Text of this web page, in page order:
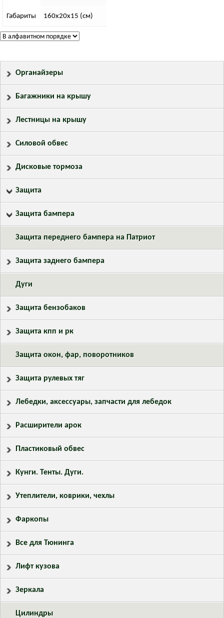
Габариты 160х20х15 (см)
Органайзеры
Багажники на крышу
Лестницы на крышу
Силовой обвес
Дисковые тормоза
Защита
Защита бампера
Защита переднего бампера на Патриот
Защита заднего бампера
Дуги
Защита бензобаков
Защита кпп и рк
Защита окон, фар, поворотников
Защита рулевых тяг
Лебедки, аксессуары, запчасти для лебедок
Расширители арок
Пластиковый обвес
Кунги. Тенты. Дуги.
Утеплители, коврики, чехлы
Фаркопы
Все для Тюнинга
Лифт кузова
Зеркала
Цилиндры